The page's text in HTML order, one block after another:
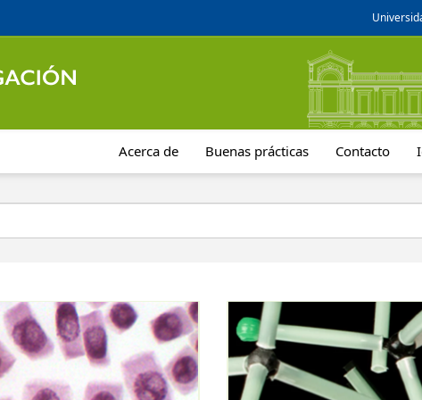
Acerca de Buenas prácticas Contacto